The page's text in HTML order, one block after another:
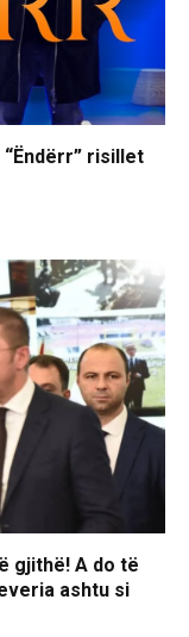
risillet
gjithë! A do të
ashtu si